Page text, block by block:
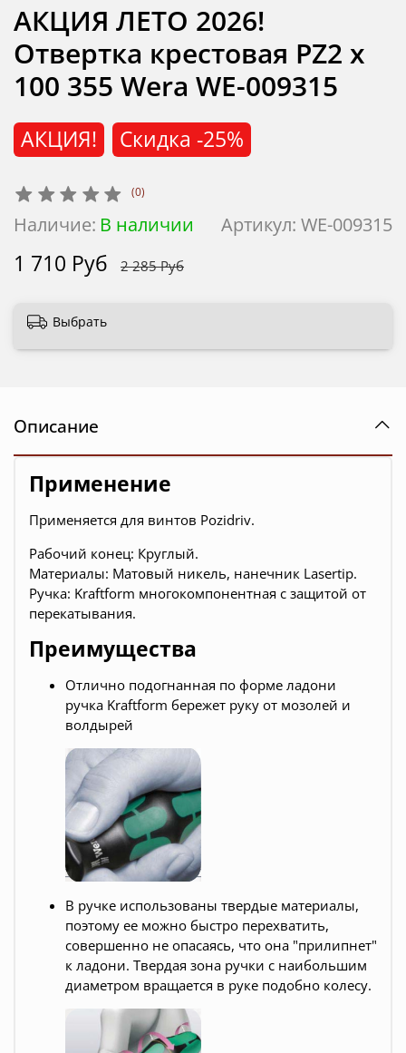
(0)
Артикул: WE-009315
Наличие: В наличии
АКЦИЯ! Скидка -25%
АКЦИЯ ЛЕТО 2026!
Отвертка крестовая PZ2 x
100 355 Wera WE-009315
1 710 Руб 2 285 Руб
Выбрать
Описание
Применение
Применяется для винтов Pozidriv.
Рабочий конец: Круглый.
Материалы: Матовый никель, нанечник Lasertip.
Ручка: Kraftform многокомпонентная с защитой от
перекатывания.
Преимущества
Отлично подогнанная по форме ладони
ручка Kraftform бережет руку от мозолей и
волдырей
В ручке использованы твердые материалы,
поэтому ее можно быстро перехватить,
совершенно не опасаясь, что она "прилипнет"
к ладони. Твердая зона ручки с наибольшим
диаметром вращается в руке подобно колесу.